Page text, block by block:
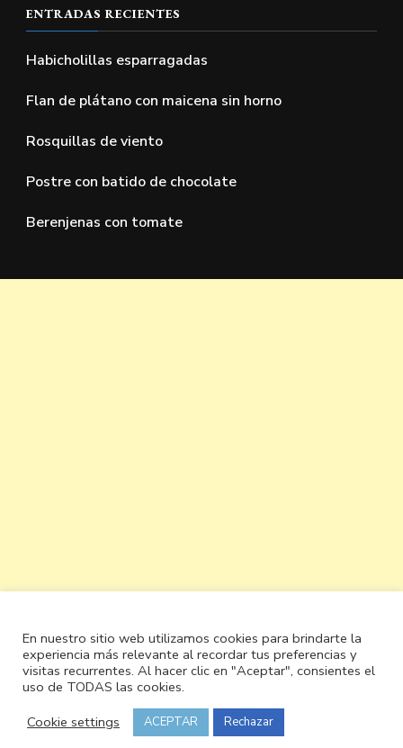
ENTRADAS RECIENTES
Habicholillas esparragadas
Flan de plátano con maicena sin horno
Rosquillas de viento
Postre con batido de chocolate
Berenjenas con tomate
En nuestro sitio web utilizamos cookies para brindarte la
experiencia más relevante al recordar tus preferencias y
visitas recurrentes. Al hacer clic en "Aceptar", consientes el
uso de TODAS las cookies.
Cookie settings
ACEPTAR Rechazar